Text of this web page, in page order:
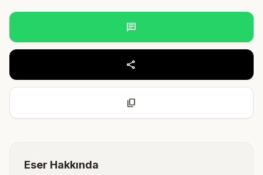
chat
share
content_copy
Eser Hakkında